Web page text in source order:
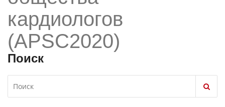
кардиологов
(APSC2020)
Поиск